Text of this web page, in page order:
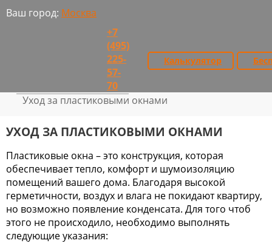
Ваш город: Москва
+7
(495)
225-
57-
70
Калькулятор
Полезное об окнах
О пластиковых окнах
Уход за пластиковыми окнами
УХОД ЗА ПЛАСТИКОВЫМИ ОКНАМИ
Пластиковые окна – это конструкция, которая
обеспечивает тепло, комфорт и шумоизоляцию
помещений вашего дома. Благодаря высокой
герметичности, воздух и влага не покидают квартиру,
но возможно появление конденсата. Для того чтоб
этого не происходило, необходимо выполнять
следующие указания: